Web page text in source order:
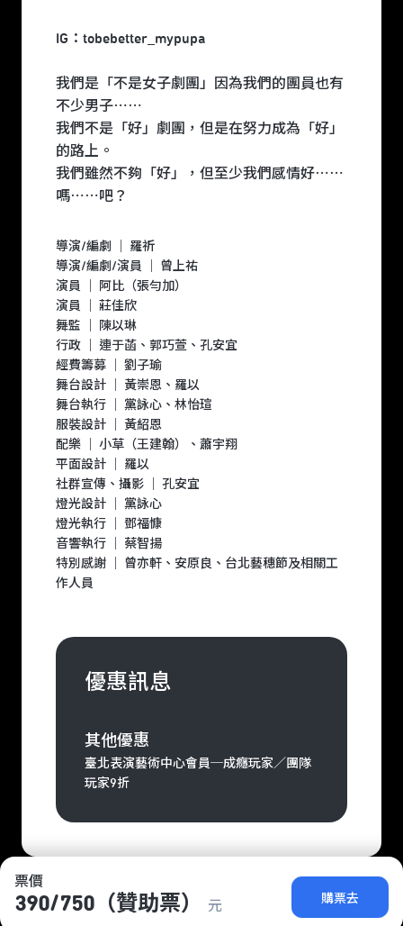
票價
390/​750（贊助票） 元
購票去
IG：tobebetter_mypupa
我們是「不是女子劇團」因為我們的團員也有
不少男子⋯⋯
我們不是「好」劇團，但是在努力成為「好」
的路上。
我們雖然不夠「好」，但至少我們感情好⋯⋯
嗎⋯⋯吧？
導演/編劇 ｜ 羅祈
導演/編劇/演員 ｜ 曾上祐
演員 ｜ 阿比（張勻加）
演員 ｜ 莊佳欣
舞監 ｜ 陳以琳
行政 ｜ 連于菡、郭巧萱、孔安宜
經費籌募 ｜ 劉子瑜
舞台設計 ｜ 黃崇恩、羅以
舞台執行 ｜ 黨詠心、林怡瑄
服裝設計 ｜ 黃紹恩
配樂 ｜ 小草（王建翰）、蕭宇翔
平面設計 ｜ 羅以
社群宣傳、攝影 ｜ 孔安宜
燈光設計 ｜ 黨詠心
燈光執行 ｜ 鄧福慷
音響執行 ｜ 蔡智揚
特別感謝 ｜ 曾亦軒、安原良、台北藝穗節及相關工
作人員
優惠訊息
其他優惠
臺北表演藝術中心會員─成癮玩家／團隊
玩家9折